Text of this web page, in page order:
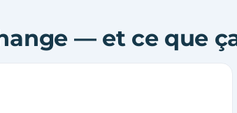
— et ce que